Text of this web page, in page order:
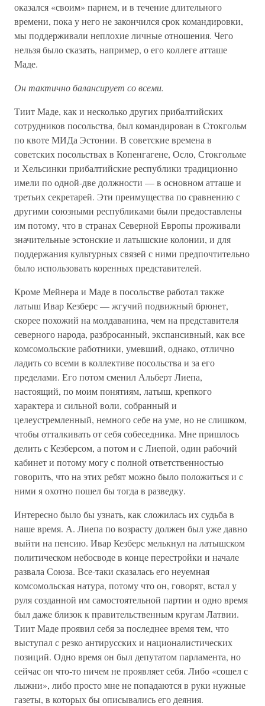
оказался «своим» парнем, и в течение длительного
времени, пока у него не закончился срок командировки,
мы поддерживали неплохие личные отношения. Чего
нельзя было сказать, например, о его коллеге атташе
Маде.
Он тактично балансирует со всеми.
Тиит Маде, как и несколько других прибалтийских
сотрудников посольства, был командирован в Стокгольм
по квоте МИДа Эстонии. В советские времена в
советских посольствах в Копенгагене, Осло, Стокгольме
и Хельсинки прибалтийские республики традиционно
имели по одной-две должности — в основном атташе и
третьих секретарей. Эти преимущества по сравнению с
другими союзными республиками были предоставлены
им потому, что в странах Северной Европы проживали
значительные эстонские и латышские колонии, и для
поддержания культурных связей с ними предпочтительно
было использовать коренных представителей.
Кроме Мейнера и Маде в посольстве работал также
латыш Ивар Кезберс — жгучий подвижный брюнет,
скорее похожий на молдаванина, чем на представителя
северного народа, разбросанный, экспансивный, как все
комсомольские работники, умевший, однако, отлично
ладить со всеми в коллективе посольства и за его
пределами. Его потом сменил Альберт Лиепа,
настоящий, по моим понятиям, латыш, крепкого
характера и сильной воли, собранный и
целеустремленный, немного себе на уме, но не слишком,
чтобы отталкивать от себя собеседника. Мне пришлось
делить с Кезберсом, а потом и с Лиепой, один рабочий
кабинет и потому могу с полной ответственностью
говорить, что на этих ребят можно было положиться и с
ними я охотно пошел бы тогда в разведку.
Интересно было бы узнать, как сложилась их судьба в
наше время. А. Лиепа по возрасту должен был уже давно
выйти на пенсию. Ивар Кезберс мелькнул на латышском
политическом небосводе в конце перестройки и начале
развала Союза. Все-таки сказалась его неуемная
комсомольская натура, потому что он, говорят, встал у
руля созданной им самостоятельной партии и одно время
был даже близок к правительственным кругам Латвии.
Тиит Маде проявил себя за последнее время тем, что
выступал с резко антирусских и националистических
позиций. Одно время он был депутатом парламента, но
сейчас он что-то ничем не проявляет себя. Либо «сошел с
лыжни», либо просто мне не попадаются в руки нужные
газеты, в которых бы описывались его деяния.